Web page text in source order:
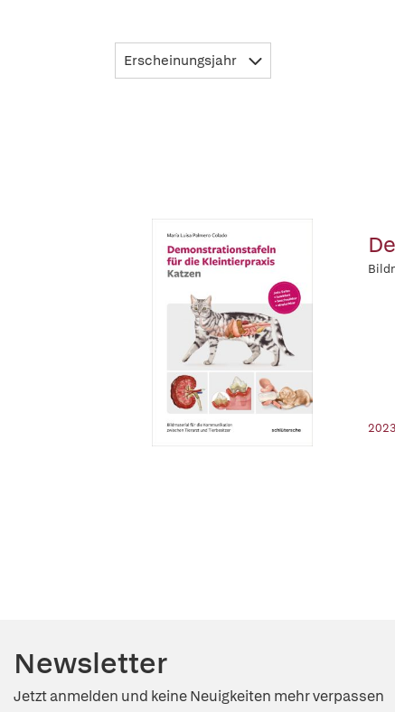
Erscheinungsjahr
Newsletter
Jetzt anmelden und keine Neuigkeiten mehr verpassen